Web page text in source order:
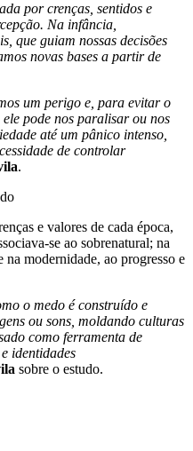
por crenças, sentidos e
Na infância,
que guiam nossas decisões
novas bases a partir de
um perigo e, para evitar o
pode nos paralisar ou nos
até um pânico intenso,
de controlar
.
e valores de cada época,
se ao sobrenatural; na
modernidade, ao progresso e
o medo é construído e
ou sons, moldando culturas
como ferramenta de
identidades
sobre o estudo.